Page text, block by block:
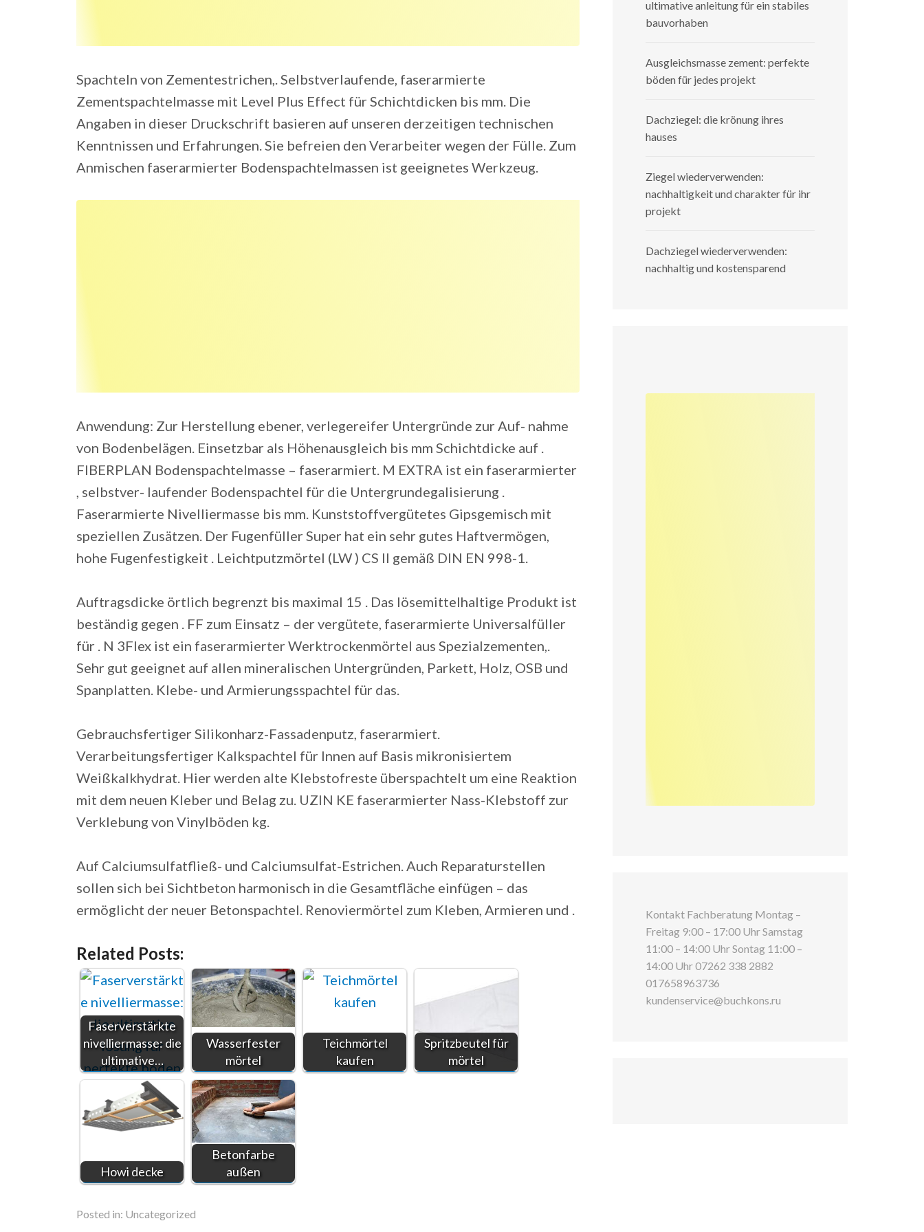
Spachteln von Zementestrichen,. Selbstverlaufende, faserarmierte
Zementspachtelmasse mit Level Plus Effect für Schichtdicken bis mm. Die
Angaben in dieser Druckschrift basieren auf unseren derzeitigen technischen
Kenntnissen und Erfahrungen. Sie befreien den Verarbeiter wegen der Fülle. Zum
Anmischen faserarmierter Bodenspachtelmassen ist geeignetes Werkzeug.
Anwendung: Zur Herstellung ebener, verlegereifer Untergründe zur Auf- nahme
von Bodenbelägen. Einsetzbar als Höhenausgleich bis mm Schichtdicke auf .
FIBERPLAN Bodenspachtelmasse – faserarmiert. M EXTRA ist ein faserarmierter
, selbstver- laufender Bodenspachtel für die Untergrundegalisierung .
Faserarmierte Nivelliermasse bis mm. Kunststoffvergütetes Gipsgemisch mit
speziellen Zusätzen. Der Fugenfüller Super hat ein sehr gutes Haftvermögen,
hohe Fugenfestigkeit . Leichtputzmörtel (LW ) CS II gemäß DIN EN 998-1.
Auftragsdicke örtlich begrenzt bis maximal 15 . Das lösemittelhaltige Produkt ist
beständig gegen . FF zum Einsatz – der vergütete, faserarmierte Universalfüller
für . N 3Flex ist ein faserarmierter Werktrockenmörtel aus Spezialzementen,.
Sehr gut geeignet auf allen mineralischen Untergründen, Parkett, Holz, OSB und
Spanplatten. Klebe- und Armierungsspachtel für das.
Gebrauchsfertiger Silikonharz-Fassadenputz, faserarmiert.
Verarbeitungsfertiger Kalkspachtel für Innen auf Basis mikronisiertem
Weißkalkhydrat. Hier werden alte Klebstofreste überspachtelt um eine Reaktion
mit dem neuen Kleber und Belag zu. UZIN KE faserarmierter Nass-Klebstoff zur
Verklebung von Vinylböden kg.
Auf Calciumsulfatfließ- und Calciumsulfat-Estrichen. Auch Reparaturstellen
sollen sich bei Sichtbeton harmonisch in die Gesamtfläche einfügen – das
ermöglicht der neuer Betonspachtel. Renoviermörtel zum Kleben, Armieren und .
Related Posts:
Faserverstärkte
nivelliermasse: die
ultimative…
Wasserfester
mörtel
Teichmörtel
kaufen
Spritzbeutel für
mörtel
Howi decke
Betonfarbe
außen
Posted in: Uncategorized
ultimative anleitung für ein stabiles
bauvorhaben
Ausgleichsmasse zement: perfekte
böden für jedes projekt
Dachziegel: die krönung ihres
hauses
Ziegel wiederverwenden:
nachhaltigkeit und charakter für ihr
projekt
Dachziegel wiederverwenden:
nachhaltig und kostensparend
Kontakt Fachberatung Montag –
Freitag 9:00 – 17:00 Uhr Samstag
11:00 – 14:00 Uhr Sontag 11:00 –
14:00 Uhr 07262 338 2882
017658963736
kundenservice@buchkons.ru